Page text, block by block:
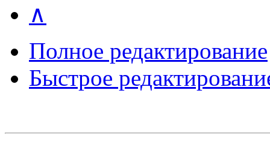
∧
Полное редактирование
Быстрое